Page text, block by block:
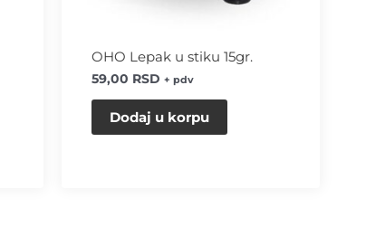
OHO Lepak u stiku 15gr.
59,00 RSD + pdv
Dodaj u korpu